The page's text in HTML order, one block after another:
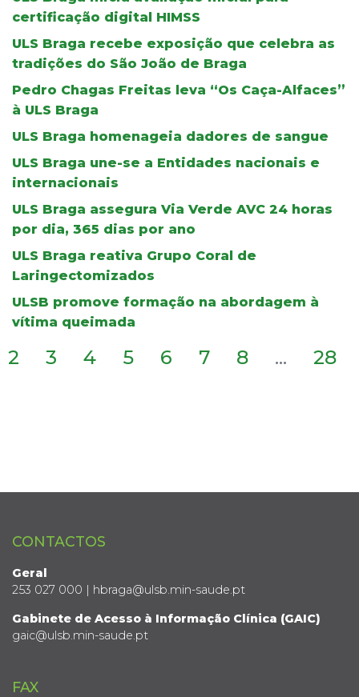
certificação digital HIMSS
ULS Braga recebe exposição que celebra as
tradições do São João de Braga
Pedro Chagas Freitas leva “Os Caça-Alfaces”
à ULS Braga
ULS Braga homenageia dadores de sangue
ULS Braga une-se a Entidades nacionais e
internacionais
ULS Braga assegura Via Verde AVC 24 horas
por dia, 365 dias por ano
ULS Braga reativa Grupo Coral de
Laringectomizados
ULSB promove formação na abordagem à
vítima queimada
2 3 4 5 6 7 8 ... 28
CONTACTOS
Geral
253 027 000 | hbraga@ulsb.min-saude.pt
Gabinete de Acesso à Informação Clínica (GAIC)
gaic@ulsb.min-saude.pt
FAX